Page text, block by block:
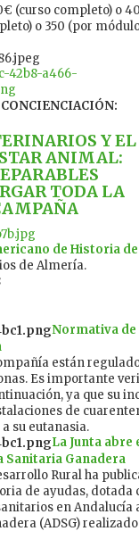
(curso completo) o
o 350 (por
Y EL
ANIMAL:
TODA LA
de Historia
de Almería.
Normativa de
están
Es importante
ya que su
de
su eutanasia.
La Junta abre
Sanitaria Ganadera
Rural ha
de ayudas,
en Andalucía
(ADSG)